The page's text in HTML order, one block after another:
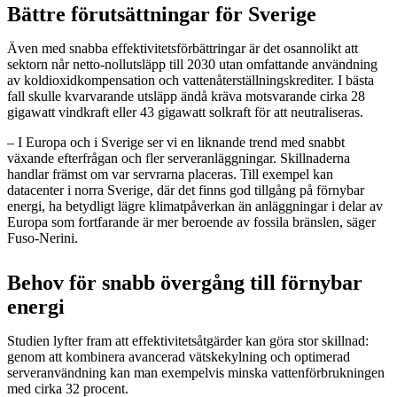
Bättre förutsättningar för Sverige
Även med snabba effektivitetsförbättringar är det osannolikt att
sektorn når netto-nollutsläpp till 2030 utan omfattande användning
av koldioxidkompensation och vattenåterställningskrediter. I bästa
fall skulle kvarvarande utsläpp ändå kräva motsvarande cirka 28
gigawatt vindkraft eller 43 gigawatt solkraft för att neutraliseras.
– I Europa och i Sverige ser vi en liknande trend med snabbt
växande efterfrågan och fler serveranläggningar. Skillnaderna
handlar främst om var servrarna placeras. Till exempel kan
datacenter i norra Sverige, där det finns god tillgång på förnybar
energi, ha betydligt lägre klimatpåverkan än anläggningar i delar av
Europa som fortfarande är mer beroende av fossila bränslen, säger
Fuso-Nerini.
Behov för snabb övergång till förnybar
energi
Studien lyfter fram att effektivitetsåtgärder kan göra stor skillnad:
genom att kombinera avancerad vätskekylning och optimerad
serveranvändning kan man exempelvis minska vattenförbrukningen
med cirka 32 procent.